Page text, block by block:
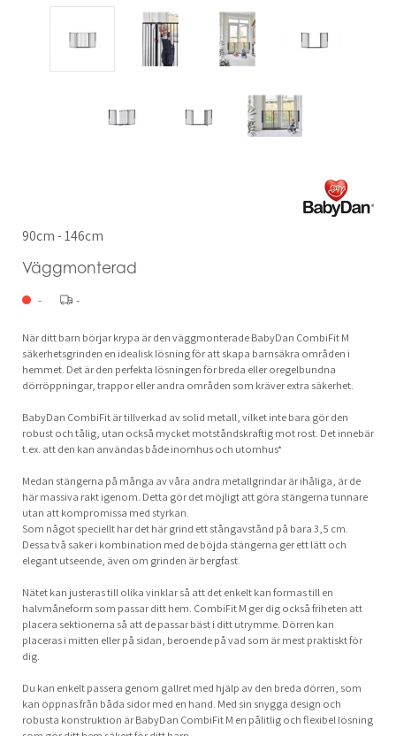
90cm - 146cm
Väggmonterad
- -
När ditt barn börjar krypa är den väggmonterade BabyDan CombiFit M
säkerhetsgrinden en idealisk lösning för att skapa barnsäkra områden i
hemmet. Det är den perfekta lösningen för breda eller oregelbundna
dörröppningar, trappor eller andra områden som kräver extra säkerhet.
BabyDan CombiFit är tillverkad av solid metall, vilket inte bara gör den
robust och tålig, utan också mycket motståndskraftig mot rost. Det innebär
t.ex. att den kan användas både inomhus och utomhus*
Medan stängerna på många av våra andra metallgrindar är ihåliga, är de
här massiva rakt igenom. Detta gör det möjligt att göra stängerna tunnare
utan att kompromissa med styrkan.
Som något speciellt har det här grind ett stångavstånd på bara 3,5 cm.
Dessa två saker i kombination med de böjda stängerna ger ett lätt och
elegant utseende, även om grinden är bergfast.
Nätet kan justeras till olika vinklar så att det enkelt kan formas till en
halvmåneform som passar ditt hem. CombiFit M ger dig också friheten att
placera sektionerna så att de passar bäst i ditt utrymme. Dörren kan
placeras i mitten eller på sidan, beroende på vad som är mest praktiskt för
dig.
Du kan enkelt passera genom gallret med hjälp av den breda dörren, som
kan öppnas från båda sidor med en hand. Med sin snygga design och
robusta konstruktion är BabyDan CombiFit M en pålitlig och flexibel lösning